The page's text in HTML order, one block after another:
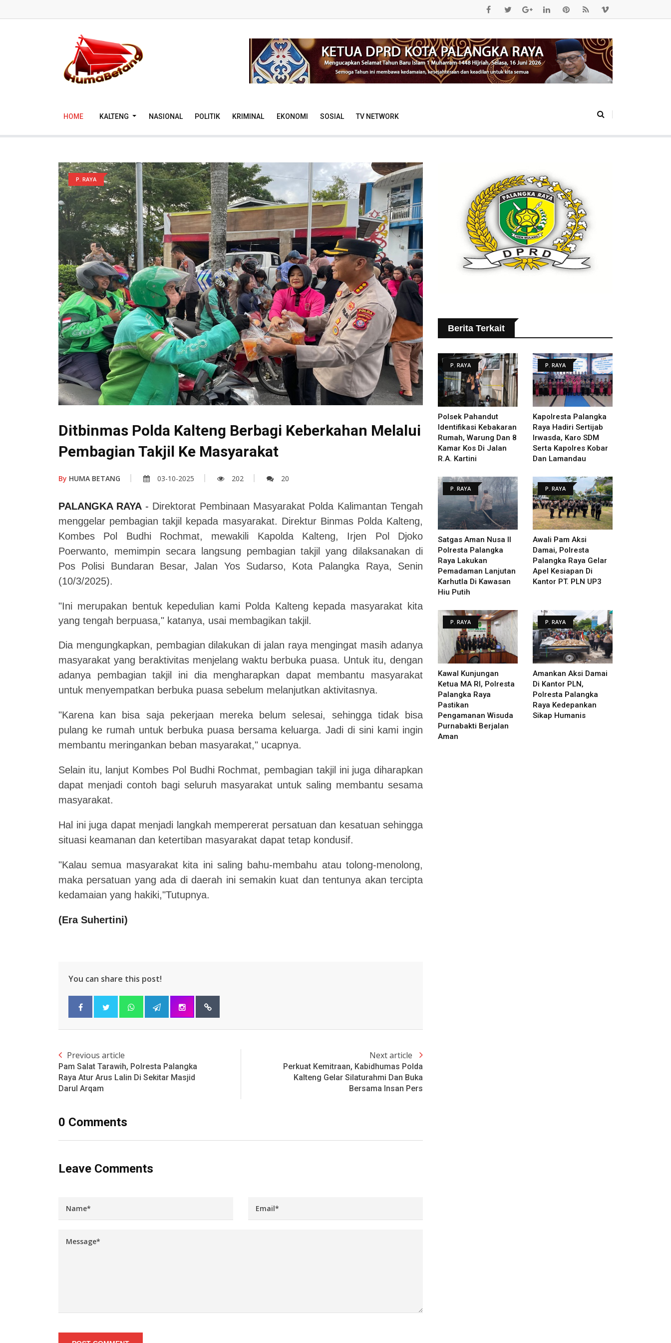
HOME KALTENG NASIONAL POLITIK KRIMINAL EKONOMI SOSIAL TV NETWORK
P. RAYA
Ditbinmas Polda Kalteng Berbagi Keberkahan Melalui
Pembagian Takjil Ke Masyarakat
By HUMA BETANG 03-10-2025 202 20
PALANGKA RAYA - Direktorat Pembinaan Masyarakat Polda Kalimantan Tengah
menggelar pembagian takjil kepada masyarakat. Direktur Binmas Polda Kalteng,
Kombes Pol Budhi Rochmat, mewakili Kapolda Kalteng, Irjen Pol Djoko
Poerwanto, memimpin secara langsung pembagian takjil yang dilaksanakan di
Pos Polisi Bundaran Besar, Jalan Yos Sudarso, Kota Palangka Raya, Senin
(10/3/2025).
"Ini merupakan bentuk kepedulian kami Polda Kalteng kepada masyarakat kita
yang tengah berpuasa," katanya, usai membagikan takjil.
Dia mengungkapkan, pembagian dilakukan di jalan raya mengingat masih adanya
masyarakat yang beraktivitas menjelang waktu berbuka puasa. Untuk itu, dengan
adanya pembagian takjil ini dia mengharapkan dapat membantu masyarakat
untuk menyempatkan berbuka puasa sebelum melanjutkan aktivitasnya.
"Karena kan bisa saja pekerjaan mereka belum selesai, sehingga tidak bisa
pulang ke rumah untuk berbuka puasa bersama keluarga. Jadi di sini kami ingin
membantu meringankan beban masyarakat," ucapnya.
Selain itu, lanjut Kombes Pol Budhi Rochmat, pembagian takjil ini juga diharapkan
dapat menjadi contoh bagi seluruh masyarakat untuk saling membantu sesama
masyarakat.
Hal ini juga dapat menjadi langkah mempererat persatuan dan kesatuan sehingga
situasi keamanan dan ketertiban masyarakat dapat tetap kondusif.
"Kalau semua masyarakat kita ini saling bahu-membahu atau tolong-menolong,
maka persatuan yang ada di daerah ini semakin kuat dan tentunya akan tercipta
kedamaian yang hakiki,"Tutupnya.
(Era Suhertini)
You can share this post!
Previous article
Pam Salat Tarawih, Polresta Palangka
Raya Atur Arus Lalin Di Sekitar Masjid
Darul Arqam
Next article
Perkuat Kemitraan, Kabidhumas Polda
Kalteng Gelar Silaturahmi Dan Buka
Bersama Insan Pers
0 Comments
Leave Comments
Berita Terkait
P. RAYA
Polsek Pahandut
Identifikasi Kebakaran
Rumah, Warung Dan 8
Kamar Kos Di Jalan
R.A. Kartini
P. RAYA
Kapolresta Palangka
Raya Hadiri Sertijab
Irwasda, Karo SDM
Serta Kapolres Kobar
Dan Lamandau
P. RAYA
Satgas Aman Nusa II
Polresta Palangka
Raya Lakukan
Pemadaman Lanjutan
Karhutla Di Kawasan
Hiu Putih
P. RAYA
Awali Pam Aksi
Damai, Polresta
Palangka Raya Gelar
Apel Kesiapan Di
Kantor PT. PLN UP3
P. RAYA
Kawal Kunjungan
Ketua MA RI, Polresta
Palangka Raya
Pastikan
Pengamanan Wisuda
Purnabakti Berjalan
Aman
P. RAYA
Amankan Aksi Damai
Di Kantor PLN,
Polresta Palangka
Raya Kedepankan
Sikap Humanis